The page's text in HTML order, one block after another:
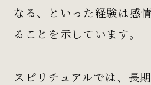
なる、といった経験は感
ることを示しています。
スピリチュアルでは、長